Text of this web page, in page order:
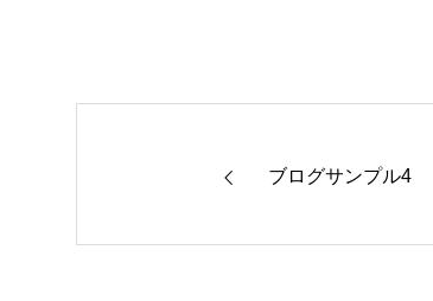
ブログサンプル4